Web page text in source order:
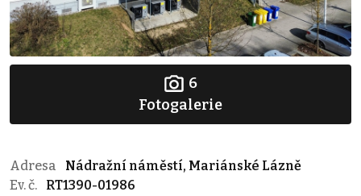
6
Fotogalerie
Adresa
Nádražní náměstí, Mariánské Lázně
Ev. č.
RT1390-01986